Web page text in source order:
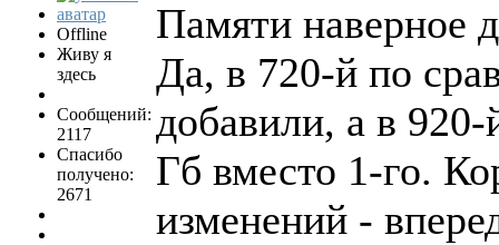
Offline
Живу я
здесь
Сообщений:
2117
Спасибо
получено:
2671
Памяти наверное
Да, в 720-й по
добавили, а в
Гб вместо 1-го.
изменений -